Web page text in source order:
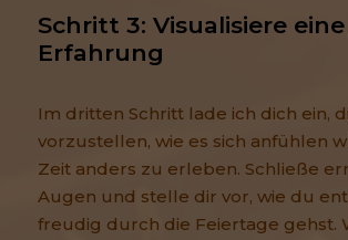
Schritt 3: Visualisiere
Erfahrung
Im dritten Schritt lade ich dich ein,
vorzustellen, wie es sich anfühlen
Zeit anders zu erleben. Schließe
Augen und stelle dir vor, wie du
freudig durch die Feiertage gehst.